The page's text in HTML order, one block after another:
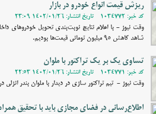
ریزش قیمت انواع خودرو در بازار
کد خبر: 1034772 - تاریخ انتشار: 1402/01/26 23:09
شاهد کاهش ۹۵ میلیون تومانی قیمت‌ها بودیم.
تساوی یک بر یک تراکتور با ملوان
کد خبر: 1034771 - تاریخ انتشار: 1402/01/26 22:53
وقت نیوز - تیم تراکتور سازی در دیدار با ملوان بندر
اطلاع‌رسانی در فضای مجازی باید با تحقیق